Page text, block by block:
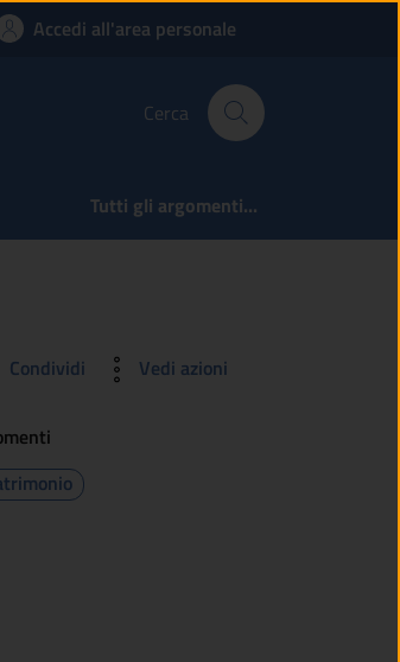
ricorrere
Accedi all'area personale
Cerca
Tutti gli argomenti...
Condividi Vedi azioni